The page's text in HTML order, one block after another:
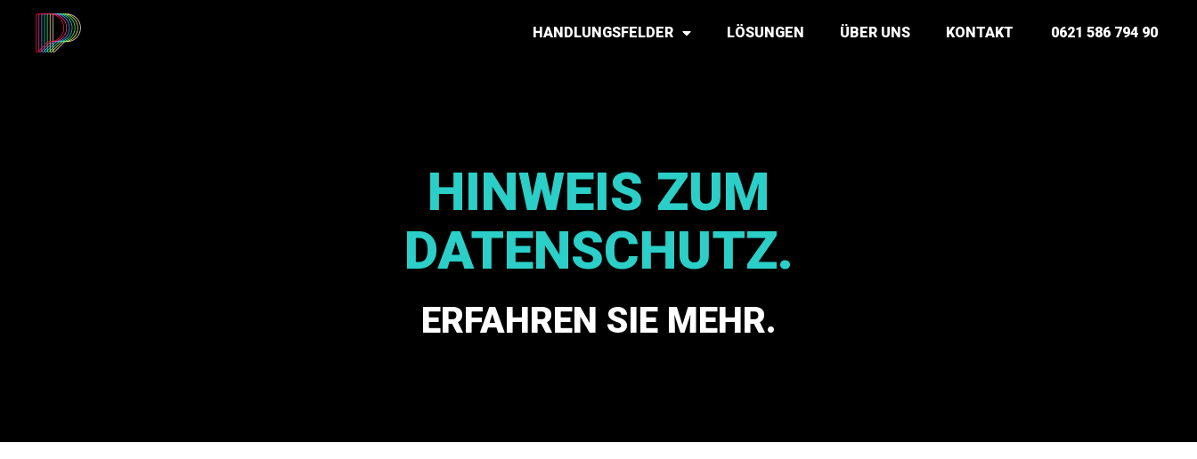
HANDLUNGSFELDER LÖSUNGEN ÜBER UNS KONTAKT 0621 586 794 90
HINWEIS ZUM
DATENSCHUTZ.
ERFAHREN SIE MEHR.